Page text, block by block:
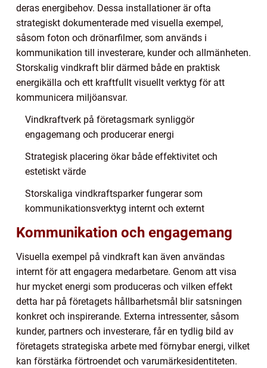
deras energibehov. Dessa installationer är ofta
strategiskt dokumenterade med visuella exempel,
såsom foton och drönarfilmer, som används i
kommunikation till investerare, kunder och allmänheten.
Storskalig vindkraft blir därmed både en praktisk
energikälla och ett kraftfullt visuellt verktyg för att
kommunicera miljöansvar.
Vindkraftverk på företagsmark synliggör
engagemang och producerar energi
Strategisk placering ökar både effektivitet och
estetiskt värde
Storskaliga vindkraftsparker fungerar som
kommunikationsverktyg internt och externt
Kommunikation och engagemang
Visuella exempel på vindkraft kan även användas
internt för att engagera medarbetare. Genom att visa
hur mycket energi som produceras och vilken effekt
detta har på företagets hållbarhetsmål blir satsningen
konkret och inspirerande. Externa intressenter, såsom
kunder, partners och investerare, får en tydlig bild av
företagets strategiska arbete med förnybar energi, vilket
kan förstärka förtroendet och varumärkesidentiteten.